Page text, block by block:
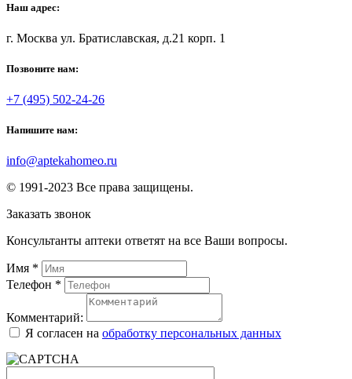
Наш адрес:
г. Москва ул. Братиславская, д.21 корп. 1
Позвоните нам:
+7 (495) 502-24-26
Напишите нам:
info@aptekahomeo.ru
© 1991-2023 Все права защищены.
Заказать звонок
Консультанты аптеки ответят на все Ваши вопросы.
Имя *
Телефон *
Комментарий:
Я согласен на обработку персональных данных